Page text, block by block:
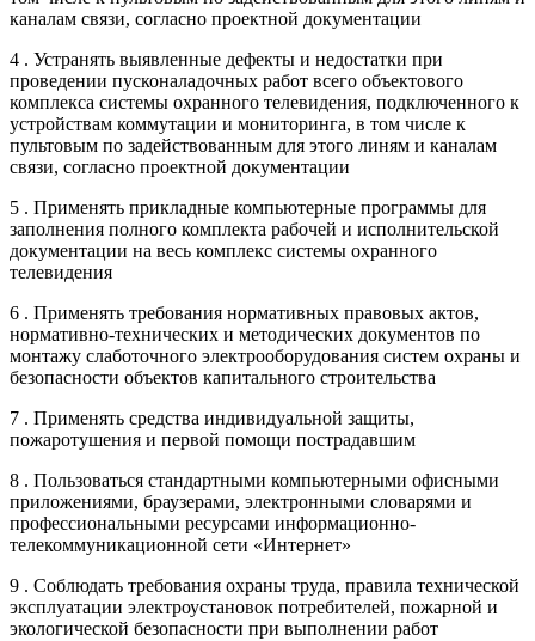
каналам связи, согласно проектной документации
4 . Устранять выявленные дефекты и недостатки при
проведении пусконаладочных работ всего объектового
комплекса системы охранного телевидения, подключенного к
устройствам коммутации и мониторинга, в том числе к
пультовым по задействованным для этого линям и каналам
связи, согласно проектной документации
5 . Применять прикладные компьютерные программы для
заполнения полного комплекта рабочей и исполнительской
документации на весь комплекс системы охранного
телевидения
6 . Применять требования нормативных правовых актов,
нормативно-технических и методических документов по
монтажу слаботочного электрооборудования систем охраны и
безопасности объектов капитального строительства
7 . Применять средства индивидуальной защиты,
пожаротушения и первой помощи пострадавшим
8 . Пользоваться стандартными компьютерными офисными
приложениями, браузерами, электронными словарями и
профессиональными ресурсами информационно-
телекоммуникационной сети «Интернет»
9 . Соблюдать требования охраны труда, правила технической
эксплуатации электроустановок потребителей, пожарной и
экологической безопасности при выполнении работ